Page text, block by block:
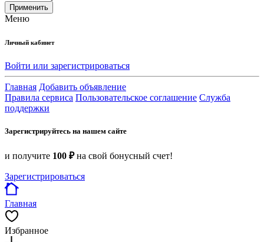
Применить
Меню
Личный кабинет
Войти или зарегистрироваться
Главная Добавить объявление
Правила сервиса Пользовательское соглашение Служба
поддержки
Зарегистрируйтесь на нашем сайте
и получите 100 ₽на свой бонусный счет!
Зарегистрироваться
Главная
Избранное